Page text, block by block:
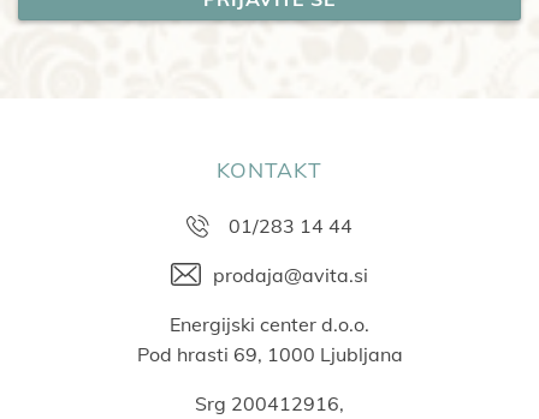
KONTAKT
01/283 14 44
prodaja@avita.si
Energijski center d.o.o.
Pod hrasti 69, 1000 Ljubljana
Srg 200412916,